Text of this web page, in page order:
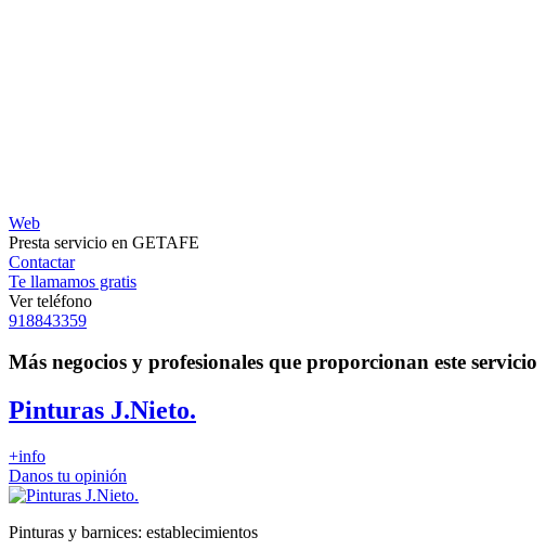
Web
Presta servicio en GETAFE
Contactar
Te llamamos gratis
Ver teléfono
918843359
Más negocios y profesionales que proporcionan este servicio
Pinturas J.Nieto.
+info
Danos tu opinión
Pinturas y barnices: establecimientos